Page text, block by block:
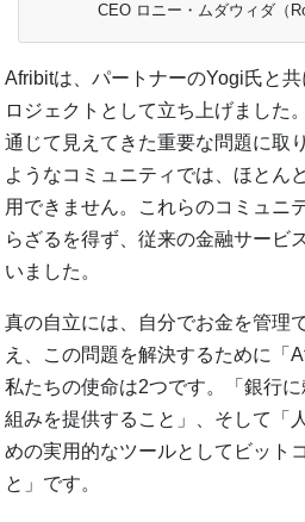
CEO ロニー・ムダウィダ（
Afribitは、パートナーのYogi氏と
ロジェクトとして立ち上げました
通じて見えてきた重要な問題に取
ようなコミュニティでは、ほとん
用できません。これらのコミュニ
らざるを得ず、従来の金融サービ
いました。
真の自立には、自分でお金を管理
え、この問題を解決するために「
私たちの使命は2つです。「銀行
組みを提供すること」、そして「
めの実用的なツールとしてビット
と」です。